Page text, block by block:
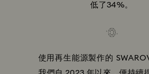
低了34%。
使用再生能源製作的